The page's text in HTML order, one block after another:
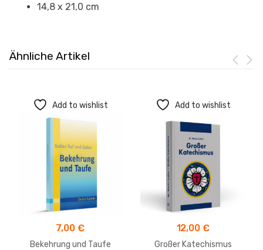
14,8 x 21,0 cm
Ähnliche Artikel
Add to wishlist
7,00 €
Bekehrung und Taufe
Add to wishlist
12,00 €
Großer Katechismus